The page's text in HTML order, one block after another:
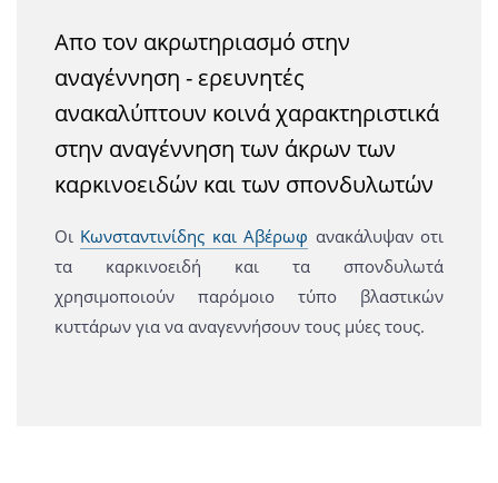
Απο τον ακρωτηριασμό στην
αναγέννηση - ερευνητές
ανακαλύπτουν κοινά χαρακτηριστικά
στην αναγέννηση των άκρων των
καρκινοειδών και των σπονδυλωτών
Οι Κωνσταντινίδης και Αβέρωφ ανακάλυψαν οτι
τα καρκινοειδή και τα σπονδυλωτά
χρησιμοποιούν παρόμοιο τύπο βλαστικών
κυττάρων για να αναγεννήσουν τους μύες τους.